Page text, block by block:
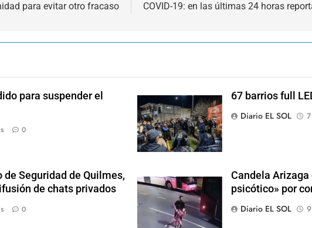
para evitar otro fracaso
COVID-19: en las últimas 24 horas
para suspender el
0
67 barrios full
Diario EL SOL
Seguridad de Quilmes,
de chats privados
0
Candela
psicótico» por
Diario EL SOL